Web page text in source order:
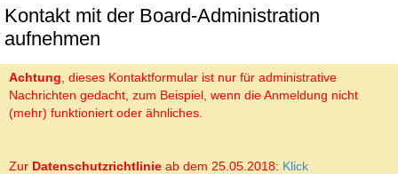
Kontakt mit der Board-Administration
aufnehmen
Achtung , dieses Kontaktformular ist nur für administrative
Nachrichten gedacht, zum Beispiel, wenn die Anmeldung nicht
(mehr) funktioniert oder ähnliches.
Zur Datenschutzrichtlinie ab dem 25.05.2018: Klick